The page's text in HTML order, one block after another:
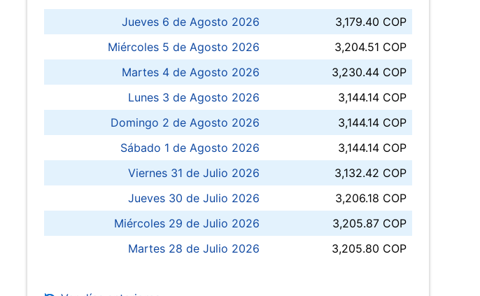
Jueves 6 de Agosto 2026
3,179.40 COP
Miércoles 5 de Agosto 2026
3,204.51 COP
Martes 4 de Agosto 2026
3,230.44 COP
Lunes 3 de Agosto 2026
3,144.14 COP
Domingo 2 de Agosto 2026
3,144.14 COP
Sábado 1 de Agosto 2026
3,144.14 COP
Viernes 31 de Julio 2026
3,132.42 COP
Jueves 30 de Julio 2026
3,206.18 COP
Miércoles 29 de Julio 2026
3,205.87 COP
Martes 28 de Julio 2026
3,205.80 COP